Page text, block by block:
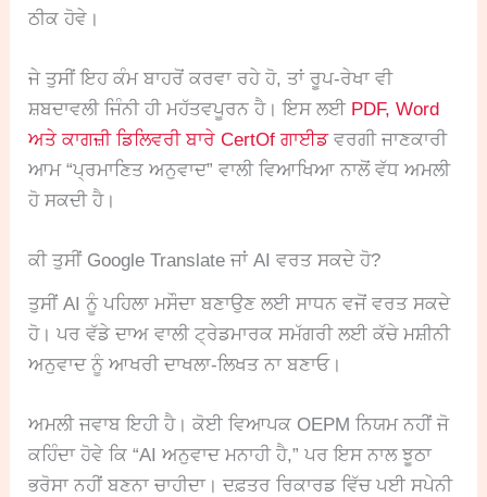
ਠੀਕ ਹੋਵੇ।
ਜੇ ਤੁਸੀਂ ਇਹ ਕੰਮ ਬਾਹਰੋਂ ਕਰਵਾ ਰਹੇ ਹੋ, ਤਾਂ ਰੂਪ-ਰੇਖਾ ਵੀ
ਸ਼ਬਦਾਵਲੀ ਜਿੰਨੀ ਹੀ ਮਹੱਤਵਪੂਰਨ ਹੈ। ਇਸ ਲਈ PDF, Word
ਅਤੇ ਕਾਗਜ਼ੀ ਡਿਲਿਵਰੀ ਬਾਰੇ CertOf ਗਾਈਡਵਰਗੀ ਜਾਣਕਾਰੀ
ਆਮ “ਪ੍ਰਮਾਣਿਤ ਅਨੁਵਾਦ” ਵਾਲੀ ਵਿਆਖਿਆ ਨਾਲੋਂ ਵੱਧ ਅਮਲੀ
ਹੋ ਸਕਦੀ ਹੈ।
ਕੀ ਤੁਸੀਂ Google Translate ਜਾਂ AI ਵਰਤ ਸਕਦੇ ਹੋ?
ਤੁਸੀਂ AI ਨੂੰ ਪਹਿਲਾ ਮਸੌਦਾ ਬਣਾਉਣ ਲਈ ਸਾਧਨ ਵਜੋਂ ਵਰਤ ਸਕਦੇ
ਹੋ। ਪਰ ਵੱਡੇ ਦਾਅ ਵਾਲੀ ਟ੍ਰੇਡਮਾਰਕ ਸਮੱਗਰੀ ਲਈ ਕੱਚੇ ਮਸ਼ੀਨੀ
ਅਨੁਵਾਦ ਨੂੰ ਆਖਰੀ ਦਾਖਲਾ-ਲਿਖਤ ਨਾ ਬਣਾਓ।
ਅਮਲੀ ਜਵਾਬ ਇਹੀ ਹੈ। ਕੋਈ ਵਿਆਪਕ OEPM ਨਿਯਮ ਨਹੀਂ ਜੋ
ਕਹਿੰਦਾ ਹੋਵੇ ਕਿ “AI ਅਨੁਵਾਦ ਮਨਾਹੀ ਹੈ,” ਪਰ ਇਸ ਨਾਲ ਝੂਠਾ
ਭਰੋਸਾ ਨਹੀਂ ਬਣਨਾ ਚਾਹੀਦਾ। ਦਫ਼ਤਰ ਰਿਕਾਰਡ ਵਿੱਚ ਪਈ ਸਪੇਨੀ